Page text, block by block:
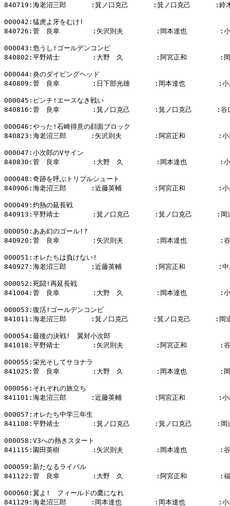
840719:海老沼三郎      :箕ノ口克己      :箕ノ口克己      :鈴
000042:猛虎よ牙をむけ!
840726:菅　良幸        :矢沢則夫        :岡本達也        :小
000043:危うし!ゴールデンコンビ
840802:平野靖士        :大野　久        :阿宮正和        :岡
000044:炎のダイビングヘッド
840809:菅　良幸        :日下部光雄      :岡本達也        :小
000045:ピンチ!エースなき戦い
840816:菅　良幸        :箕ノ口克己      :箕ノ口克己      :谷
000046:やった!石崎得意の顔面ブロック
840823:海老沼三郎      :矢沢則夫        :阿宮正和        :小
000047:小次郎のVサイン
840830:菅　良幸        :大野　久        :岡本達也        :小
000048:奇跡を呼ぶトリプルシュート
840906:海老沼三郎      :近藤英輔        :阿宮正和        :小
000049:灼熱の延長戦
840913:平野靖士        :箕ノ口克己      :箕ノ口克己      :岡
000050:ああ幻のゴール!?
840920:菅　良幸        :矢沢則夫        :岡本達也        :谷
000051:オレたちは負けない!
840927:海老沼三郎      :近藤英輔        :阿宮正和        :中
000052:死闘!再延長戦
841004:菅　良幸        :大野　久        :岡本達也        :小
000053:復活!ゴールデンコンビ
841011:海老沼三郎      :箕ノ口克己      :箕ノ口克己      :岡
000054:最後の決戦!　翼対小次郎
841018:平野靖士        :矢沢則夫        :阿宮正和        :谷
000055:栄光そしてサヨナラ
841025:菅　良幸        :大野　久        :岡本達也        :岡
000056:それぞれの旅立ち
841101:海老沼三郎      :近藤英輔        :阿宮正和        :小
000057:オレたち中学三年生
841108:平野靖士        :箕ノ口克己      :箕ノ口克己      :岡
000058:V3への熱きスタート
841115:園田英樹        :矢沢則夫        :岡本達也        :谷
000059:新たなるライバル
841122:菅　良幸        :大野　久        :阿宮正和        :福
000060:翼よ!　フィールドの鷹になれ
841129:海老沼三郎      :岡本達也        :岡本達也        :小